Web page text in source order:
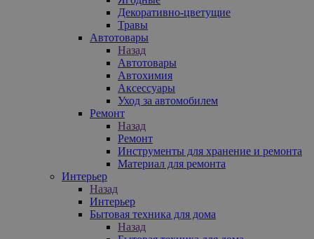
Декоративно-цветущие
Травы
Автотовары
Назад
Автотовары
Автохимия
Аксессуары
Уход за автомобилем
Ремонт
Назад
Ремонт
Инструменты для хранение и ремонта
Материал для ремонта
Интерьер
Назад
Интерьер
Бытовая техника для дома
Назад